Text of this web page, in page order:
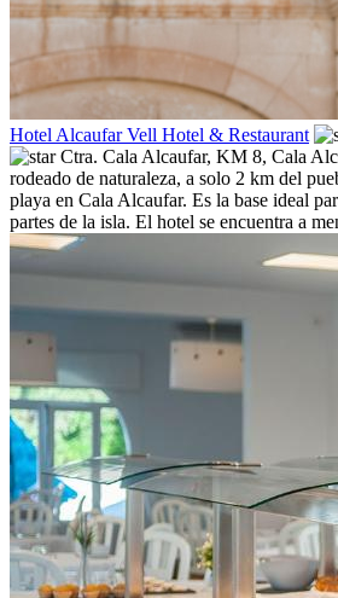
Hotel Alcaufar Vell Hotel & Restaurant
Ctra. Cala Alcaufar, KM 8, Cala
rodeado de naturaleza, a solo 2 km del
playa en Cala Alcaufar. Es la base ideal
partes de la isla. El hotel se encuentra a